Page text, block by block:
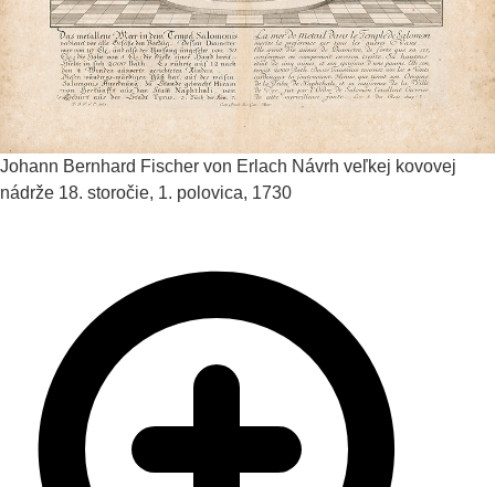
Johann Bernhard Fischer von Erlach Návrh veľkej kovovej
nádrže 18. storočie, 1. polovica, 1730